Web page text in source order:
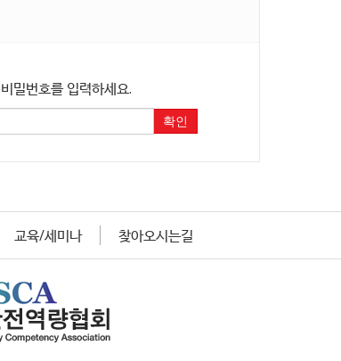
밀번호를 입력하세요.
확인
교육/세미나 찾아오시는길